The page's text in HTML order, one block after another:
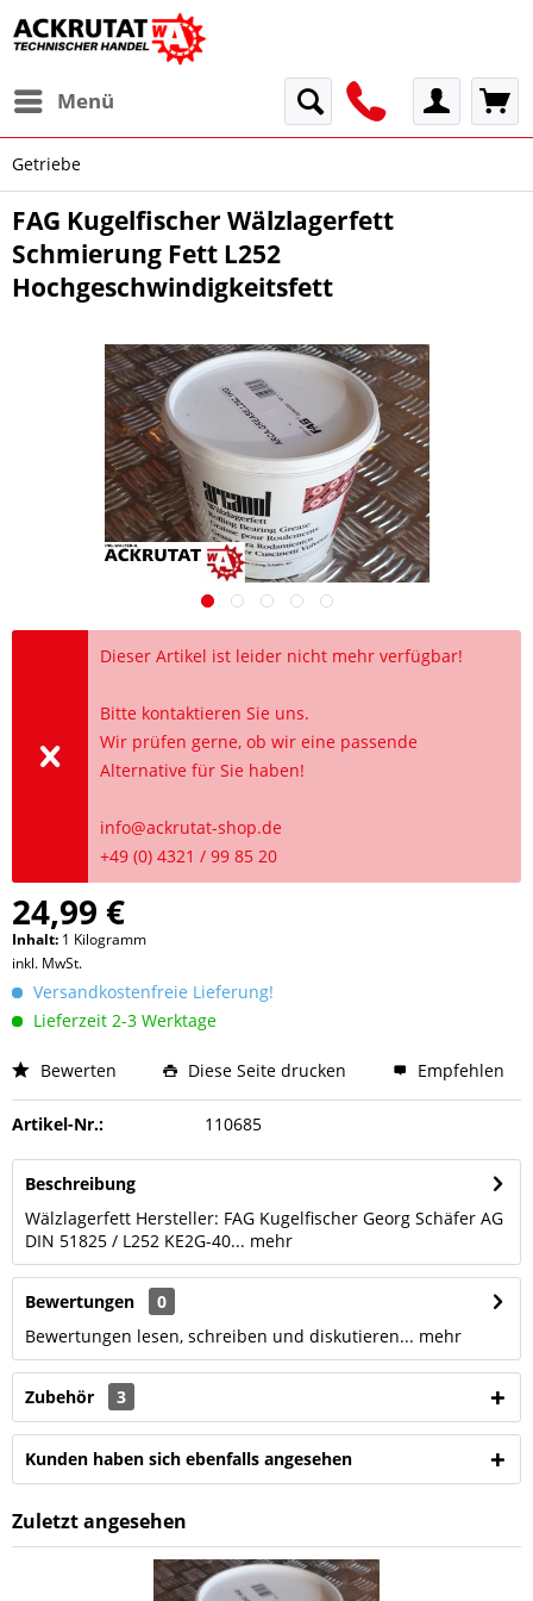
Menü
Getriebe
FAG Kugelfischer Wälzlagerfett
Schmierung Fett L252
Hochgeschwindigkeitsfett
Dieser Artikel ist leider nicht mehr verfügbar!
Bitte kontaktieren Sie uns.
Wir prüfen gerne, ob wir eine passende
Alternative für Sie haben!
info@ackrutat-shop.de
+49 (0) 4321 / 99 85 20
24,99 €
Inhalt: 1 Kilogramm
inkl. MwSt.
Versandkostenfreie Lieferung!
Lieferzeit 2-3 Werktage
Bewerten Diese Seite drucken Empfehlen
Artikel-Nr.: 110685
Beschreibung
Wälzlagerfett Hersteller: FAG Kugelfischer Georg Schäfer AG
DIN 51825 / L252 KE2G-40... mehr
Bewertungen
0
Bewertungen lesen, schreiben und diskutieren... mehr
Zubehör 3
Kunden haben sich ebenfalls angesehen
Zuletzt angesehen